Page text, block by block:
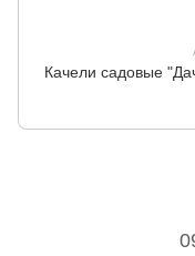
Качели садовые